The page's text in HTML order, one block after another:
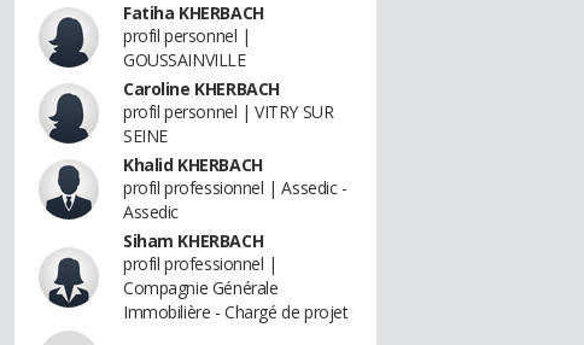
Fatiha KHERBACH
profil personnel |
GOUSSAINVILLE
Caroline KHERBACH
profil personnel | VITRY SUR
SEINE
Khalid KHERBACH
profil professionnel | Assedic -
Assedic
Siham KHERBACH
profil professionnel |
Compagnie Générale
Immobilière - Chargé de projet